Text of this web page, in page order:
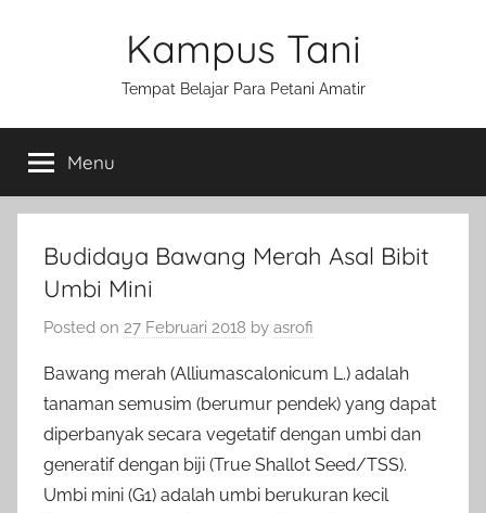
Kampus Tani
Tempat Belajar Para Petani Amatir
Menu
Budidaya Bawang Merah Asal Bibit
Umbi Mini
Posted on 27 Februari 2018 by asrofi
Bawang merah (Alliumascalonicum L.) adalah
tanaman semusim (berumur pendek) yang dapat
diperbanyak secara vegetatif dengan umbi dan
generatif dengan biji (True Shallot Seed/TSS).
Umbi mini (G1) adalah umbi berukuran kecil